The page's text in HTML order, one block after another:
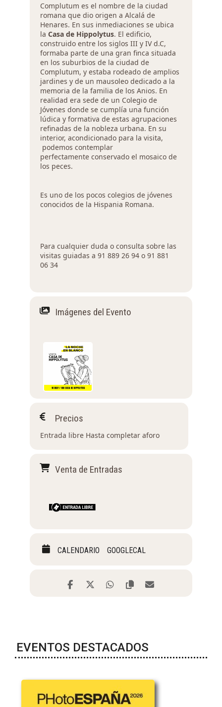
Complutum es el nombre de la ciudad
romana que dio origen a Alcalá de
Henares. En sus inmediaciones se ubica
la Casa de Hippolytus. El edificio,
construido entre los siglos III y IV d.C,
formaba parte de una gran finca situada
en los suburbios de la ciudad de
Complutum, y estaba rodeado de amplios
jardines y de un mausoleo dedicado a la
memoria de la familia de los Anios. En
realidad era sede de un Colegio de
Jóvenes donde se cumplía una función
lúdica y formativa de estas agrupaciones
refinadas de la nobleza urbana. En su
interior, acondicionado para la visita,
podemos contemplar
perfectamente conservado el mosaico de
los peces.
Es uno de los pocos colegios de jóvenes
conocidos de la Hispania Romana.
Para cualquier duda o consulta sobre las
visitas guiadas a 91 889 26 94 o 91 881
06 34
Imágenes del Evento
Precios
Entrada libre Hasta completar aforo
Venta de Entradas
CALENDARIO GOOGLECAL
EVENTOS DESTACADOS